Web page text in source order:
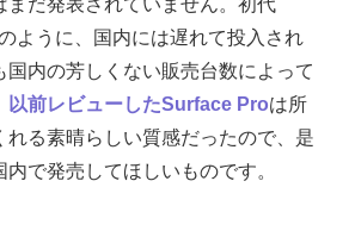
まだ発表されていません。初代
ように、国内には遅れて投入され
国内の芳しくない販売台数によって
以前レビューしたSurface Proは所
れる素晴らしい質感だったので、是
で発売してほしいものです。